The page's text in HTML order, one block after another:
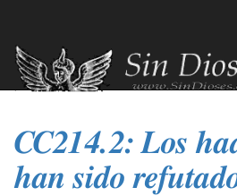
contenido
principal
CC214.2: Los
han sido